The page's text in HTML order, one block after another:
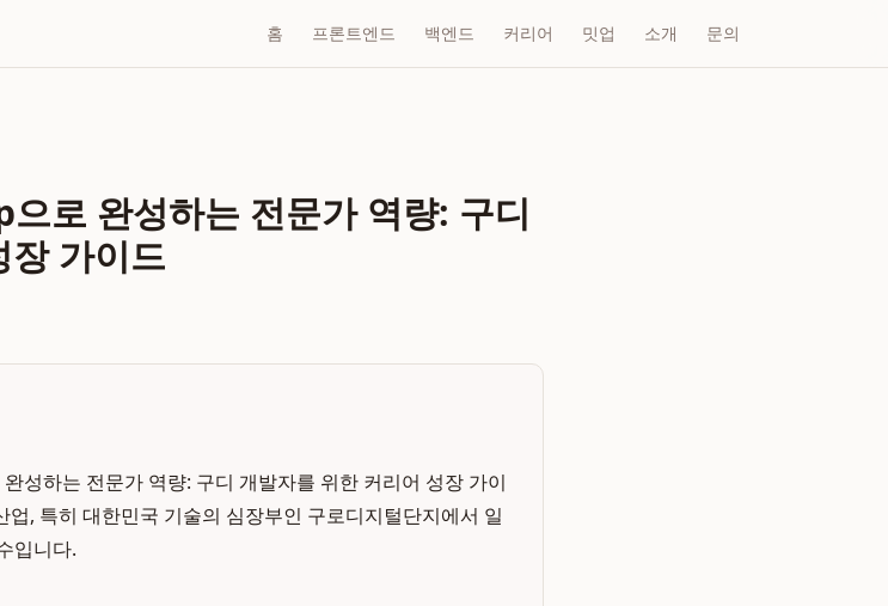
홈 프론트엔드 백엔드 커리어 밋업 소개 문의
로 완성하는 전문가 역량: 구디
장 가이드
성하는 전문가 역량: 구디 개발자를 위한 커리어 성장 가이
, 특히 대한민국 기술의 심장부인 구로디지털단지에서 일
입니다.